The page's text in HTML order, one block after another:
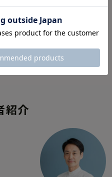
暮らしの中にみることがで
きる美しい日本の色をご紹
紹介